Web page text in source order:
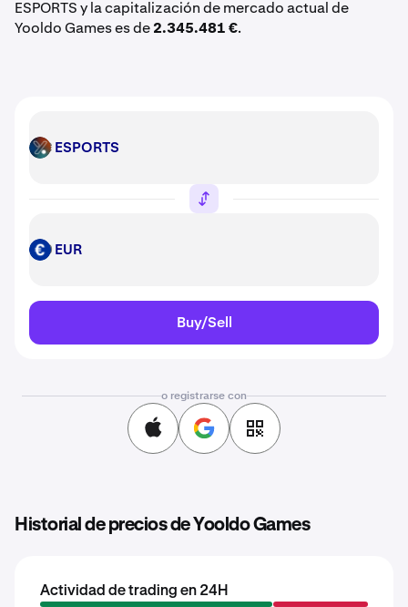
ESPORTS y la capitalización de mercado actual de
Yooldo Games es de2.345.481 €.
ESPORTS ESPORTS
EUR EUR
Buy/Sell
o registrarse con
Historial de precios de Yooldo Games
Actividad de trading en 24H